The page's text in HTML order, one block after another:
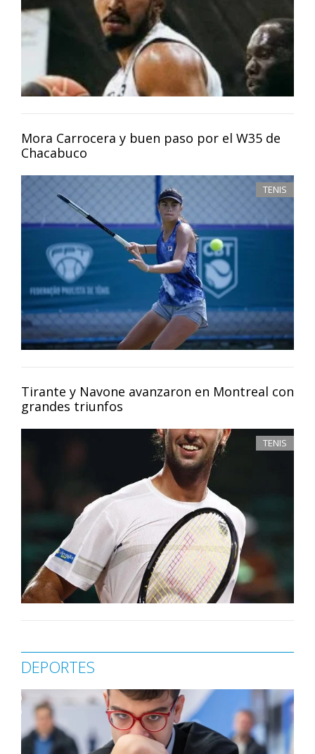
Mora Carrocera y buen paso por el W35 de
Chacabuco
TENIS
Tirante y Navone avanzaron en Montreal con
grandes triunfos
TENIS
DEPORTES